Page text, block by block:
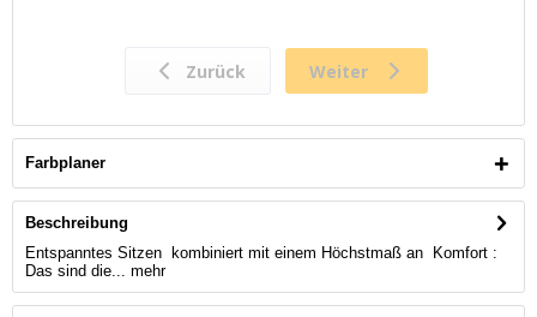
Farbplaner
Beschreibung
Entspanntes Sitzen kombiniert mit einem Höchstmaß an Komfort :
Das sind die... mehr